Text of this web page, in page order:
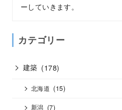
ーしていきます。
カテゴリー
建築 (178)
北海道 (15)
新潟 (7)